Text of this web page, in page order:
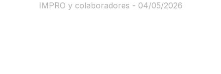
IMPRO y colaboradores 04/05/2026